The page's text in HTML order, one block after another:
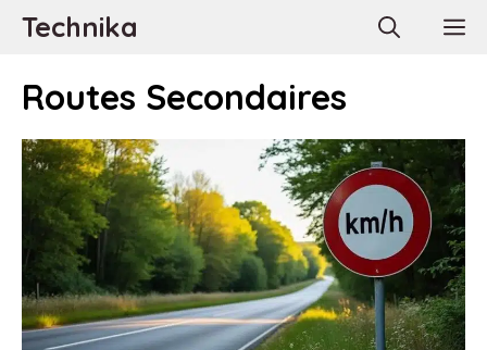
AllerTechnika
Routes Secondaires